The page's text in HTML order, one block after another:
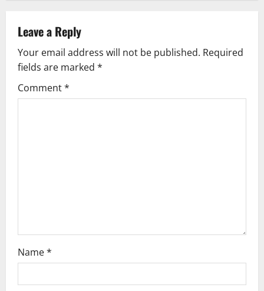
v
i
g
Leave a Reply
Your email address will not be published. Required
fields are marked *
Comment*
Name*